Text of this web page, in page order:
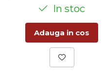
In stoc
Adauga in cos